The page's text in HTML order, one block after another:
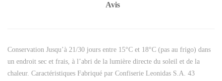
Avis
Conservation Jusqu’à 21/30 jours entre 15°C et 18°C (pas au frigo) dans
un endroit sec et frais, à l’abri de la lumière directe du soleil et de la
chaleur. Caractéristiques Fabriqué par Confiserie Leonidas S.A. 43